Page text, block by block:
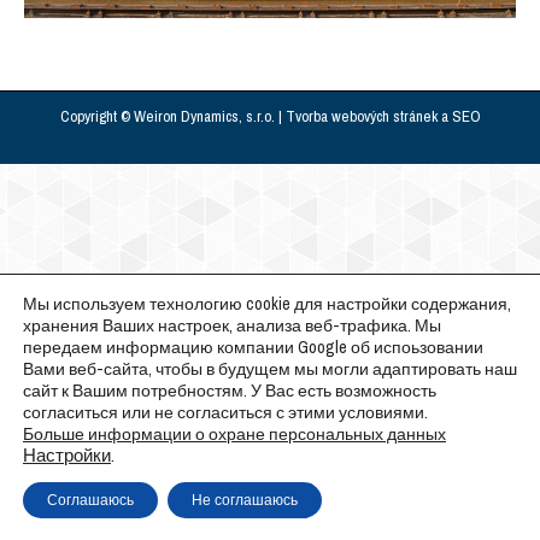
Copyright © Weiron Dynamics, s.r.o. | Tvorba webových stránekaSEO
Мы используем технологию cookie для настройки содержания,
хранения Ваших настроек, анализа веб-трафика. Мы
передаем информацию компании Google об испоьзовании
Вами веб-сайта, чтобы в будущем мы могли адаптировать наш
сайт к Вашим потребностям. У Вас есть возможность
согласиться или не согласиться с этими условиями.
Больше информации о охране персональных данных
Настройки.
Соглашаюсь Не соглашаюсь